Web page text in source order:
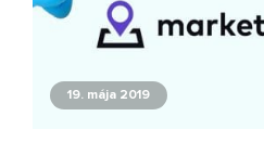
19. mája 2019